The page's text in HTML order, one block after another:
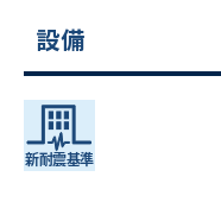
設備